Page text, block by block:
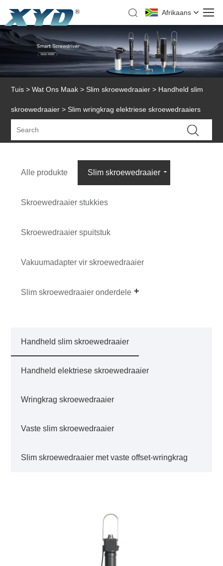
Afrikaans
Tuis > Wat Ons Maak >Slim skroewedraaier > Handheld slim
skroewedraaier > Slim wringkrag elektriese skroewedraaiers
Alle produkte Slim skroewedraaier
Skroewedraaier stukkies
Skroewedraaier spuitstuk
Vakuumadapter vir skroewedraaier
Slim skroewedraaier onderdele
Handheld slim skroewedraaier
Handheld elektriese skroewedraaier
Wringkrag skroewedraaier
Vaste slim skroewedraaier
Slim skroewedraaier met vaste offset-wringkrag